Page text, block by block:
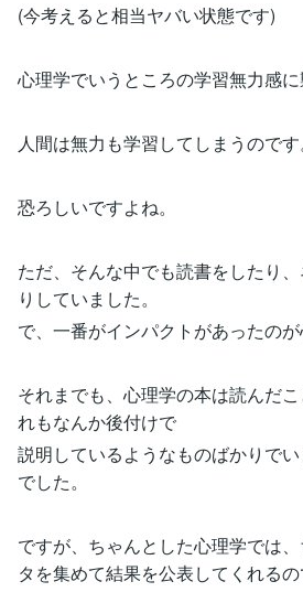
(今考えると相当ヤバい状態です)
心理学でいうところの学習無力感に
人間は無力も学習してしまうのです
恐ろしいですよね。
ただ、そんな中でも読書をしたり
りしていました。
で、一番がインパクトがあったのが
それまでも、心理学の本は読んだ
れもなんか後付けで
説明しているようなものばかりで
でした。
ですが、ちゃんとした心理学では
タを集めて結果を公表してくれるの